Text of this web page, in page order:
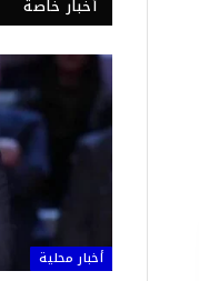
أخبار خاصة
أخبار محلية